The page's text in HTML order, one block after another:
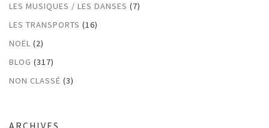
LES MUSIQUES / LES DANSES (7)
LES TRANSPORTS (16)
NOËL (2)
BLOG (317)
NON CLASSÉ (3)